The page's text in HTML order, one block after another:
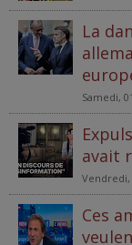
La
Samedi,
avait
Vendredi,
Ces